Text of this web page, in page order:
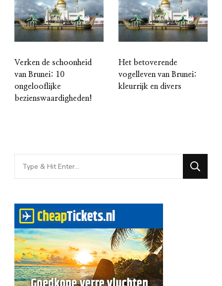
Verken de schoonheid
van Brunei: 10
ongelooflijke
bezienswaardigheden!
Het betoverende
vogelleven van Brunei:
kleurrijk en divers
Looking
for